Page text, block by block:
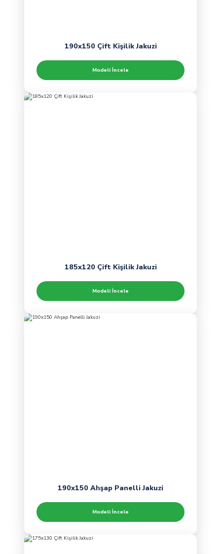
190x150 Çift Kişilik Jakuzi
Modeli İncele
185x120 Çift Kişilik Jakuzi
Modeli İncele
190x150 Ahşap Panelli Jakuzi
Modeli İncele